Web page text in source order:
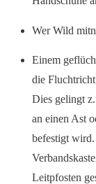
Wer Wild
Einem
die
Dies gelingt
an einen Ast
befestigt
Leitpfosten